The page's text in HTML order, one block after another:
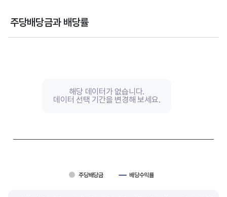
비교해서 보는 것이 좋습니다. 그외 이자보상배율과 현금흐름표를 함께 체크하면, 부도
주당배당금과 배당률
Chart
주당배당금 배당수익률
해당 데이터가 없습니다.
데이터 선택 기간을 변경해 보세요.